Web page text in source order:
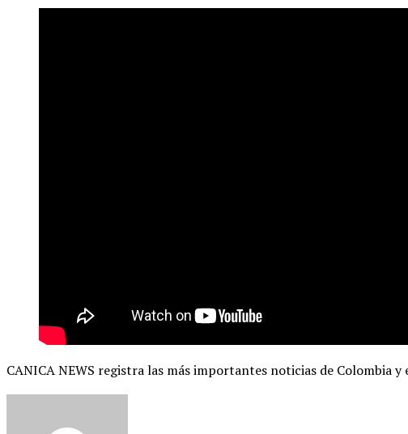
CANICA NEWS registra las más importantes noticias de Colombia y